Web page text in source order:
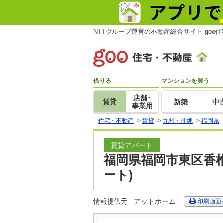
NTTグループ運営の不動産総合サイト goo
借りる
賃貸
店舗･
事業用
マンションを買う
新築 中
住宅・不動産 > 賃貸 > 九州・沖縄 > 福岡県
賃貸アパート
福岡県福岡市東区香
ート)
情報提供元 アットホーム 印刷画面